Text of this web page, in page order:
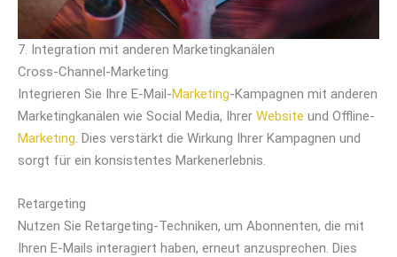
7. Integration mit anderen Marketingkanälen
Cross-Channel-Marketing
Integrieren Sie Ihre E-Mail-Marketing-Kampagnen mit anderen
Marketingkanälen wie Social Media, Ihrer Website und Offline-
Marketing. Dies verstärkt die Wirkung Ihrer Kampagnen und
sorgt für ein konsistentes Markenerlebnis.
Retargeting
Nutzen Sie Retargeting-Techniken, um Abonnenten, die mit
Ihren E-Mails interagiert haben, erneut anzusprechen. Dies